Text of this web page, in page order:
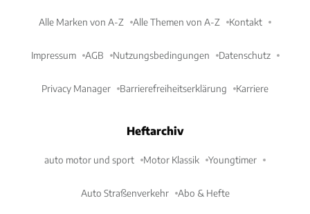
Alle Marken von A-Z Alle Themen von A-Z Kontakt
Impressum AGB Nutzungsbedingungen Datenschutz
Privacy Manager Barrierefreiheitserklärung Karriere
Heftarchiv
auto motor und sport Motor Klassik Youngtimer
Auto Straßenverkehr Abo & Hefte